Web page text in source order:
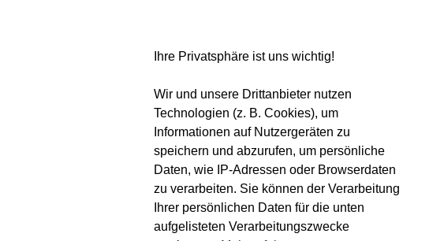
Ihre Privatsphäre ist uns wichtig!
Wir und unsere Drittanbieter nutzen
Technologien (z. B. Cookies), um
Informationen auf Nutzergeräten zu
speichern und abzurufen, um persönliche
Daten, wie IP-Adressen oder Browserdaten
zu verarbeiten. Sie können der Verarbeitung
Ihrer persönlichen Daten für die unten
aufgelisteten Verarbeitungszwecke